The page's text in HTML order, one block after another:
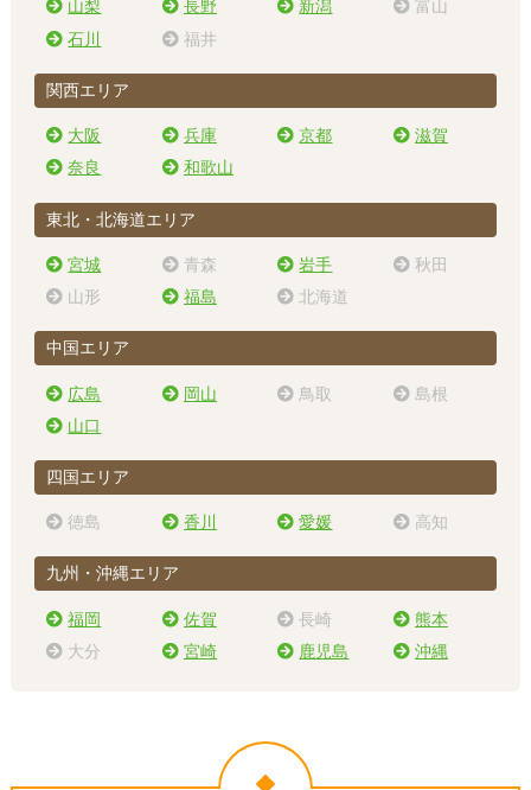
山梨 長野 新潟
富山
石川
福井
関西エリア
大阪 兵庫 京都
滋賀
奈良
和歌山
東北・北海道エリア
宮城 青森 岩手
秋田
山形
福島 北海道
中国エリア
広島 岡山 鳥取
島根
山口
四国エリア
徳島 香川 愛媛 高知
九州・沖縄エリア
福岡 佐賀 長崎
熊本
大分
宮崎 鹿児島 沖縄